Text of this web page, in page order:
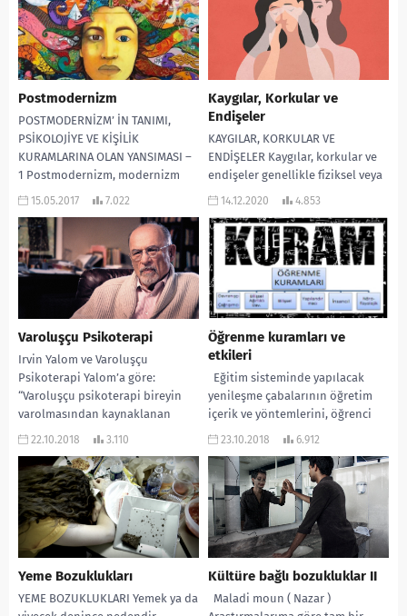
Postmodernizm
POSTMODERNİZM’ İN TANIMI,
PSİKOLOJİYE VE KİŞİLİK
KURAMLARINA OLAN YANSIMASI –
1 Postmodernizm, modernizm
ötesi ya da sonrası olarak
15.05.2017 7.022
Kaygılar, Korkular ve
Endişeler
KAYGILAR, KORKULAR VE
ENDİŞELER Kaygılar, korkular ve
endişeler genellikle fiziksel veya
zihinsel bir zarar vermez. Bizler
evrimleştik,...
14.12.2020 4.853
Varoluşçu Psikoterapi
Irvin Yalom ve Varoluşçu
Psikoterapi Yalom’a göre:
“Varoluşçu psikoterapi bireyin
varolmasından kaynaklanan
endişelere odaklanan dinamik
psikiyatriden...
22.10.2018 3.110
Öğrenme kuramları ve
etkileri
Eğitim sisteminde yapılacak
yenileşme çabalarının öğretim
içerik ve yöntemlerini, öğrenci
başarısını ölçme ve
dışı etkinlikleri...
23.10.2018 6.912
Yeme Bozuklukları
YEME BOZUKLUKLARI Yemek ya da
Kültüre bağlı bozukluklar II
Maladi moun ( Nazar )